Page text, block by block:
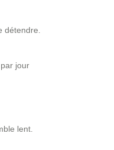
détendre.
jour
lent.